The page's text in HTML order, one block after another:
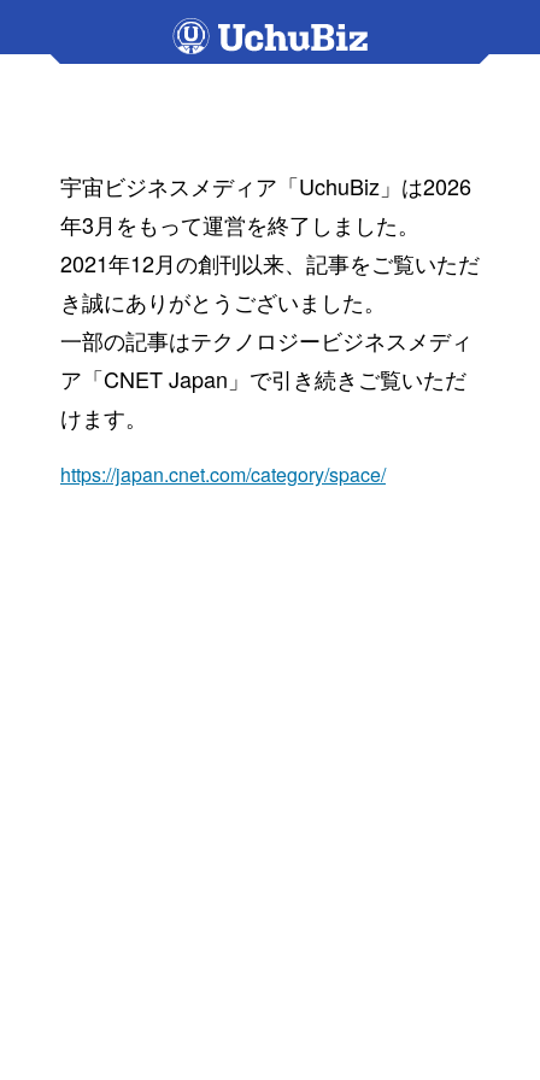
宇宙ビジネスメディア「UchuBiz」は2026
年3月をもって運営を終了しました。
2021年12月の創刊以来、記事をご覧いただ
き誠にありがとうございました。
一部の記事はテクノロジービジネスメディ
ア「CNET Japan」で引き続きご覧いただ
けます。
https://japan.cnet.com/category/space/